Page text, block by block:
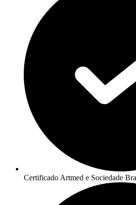
Certificado Artmed e Sociedade